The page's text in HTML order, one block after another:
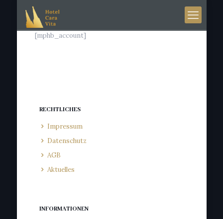
[mphb_account]
RECHTLICHES
Impressum
Datenschutz
AGB
Aktuelles
INFORMATIONEN